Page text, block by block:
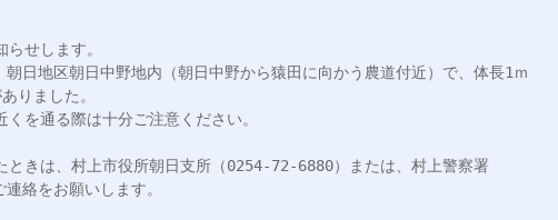
せします。
日地区朝日中野地内（朝日中野から猿田に向かう農道付近）で、体長1ｍ
りました。
を通る際は十分ご注意ください。
ときは、村上市役所朝日支所（0254-72-6880）または、村上警察署
絡をお願いします。